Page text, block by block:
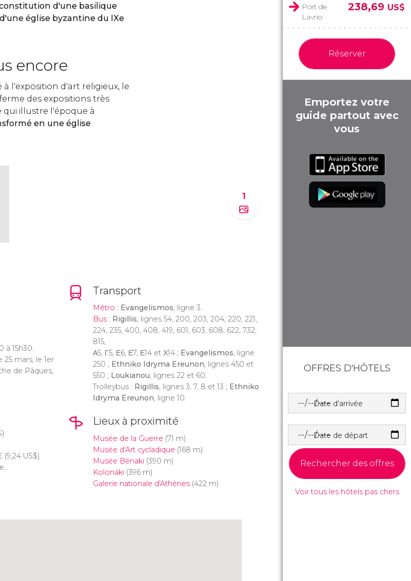
d'une basilique
d'une église byzantine du IXe
encore
à l'exposition d'art religieux, le
des expositions très
illustre l'époque à
en une église
1
à 15h30.
25 mars, le 1er
de Pâques,
)
(9,24 US$)
Transport
Métro : Evangelismos, ligne 3.
Bus : Rigillis, lignes 54, 200, 203, 204, 220, 221,
224, 235, 400, 408, 419, 601, 603, 608, 622, 732,
815,
Α5, Γ5, Ε6, Ε7, Ε14 et Χ14 ; Evangelismos, ligne
250 ; Ethniko Idryma Ereunon, lignes 450 et
550 ; Loukianou, lignes 22 et 60.
Trolleybus : Rigillis, lignes 3, 7, 8 et 13 ; Ethniko
Idryma Ereunon, ligne 10.
Lieux à proximité
Musée de la Guerre (71 m)
Musée d'Art cycladique (168 m)
Musée Bénaki(390 m)
Kolonáki (396 m)
Galerie nationale d'Athènes(422 m)
Port de
Lavrio
238,69 US$
Réserver
Emportez votre
guide partout avec
vous
OFFRES D'HÔTELS
Date d'arrivée
Date de départ
Rechercher des offres
Voir tous les hôtels pas chers